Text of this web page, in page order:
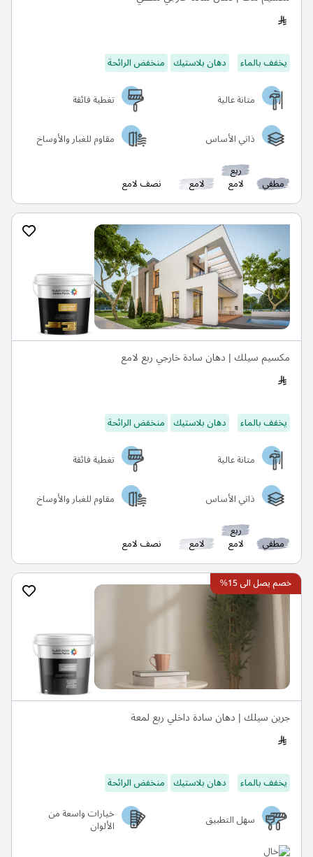
يخفف بالماء دهان بلاستيك منخفض الرائحة
متانة عالية
تغطية فائقة
ذاتي الأساس
مقاوم للغبار والأوساخ
مطفي
ربع
لامع لامع نصف لامع
مكسيم سيلك | دهان سادة خارجي ربع لامع
يخفف بالماء دهان بلاستيك منخفض الرائحة
متانة عالية
تغطية فائقة
ذاتي الأساس
مقاوم للغبار والأوساخ
مطفي
ربع
لامع لامع نصف لامع
خصم يصل الى 15%
جرين سيلك | دهان سادة داخلي ربع لمعة
يخفف بالماء دهان بلاستيك منخفض الرائحة
سهل التطبيق
خيارات واسعة من
الألوان